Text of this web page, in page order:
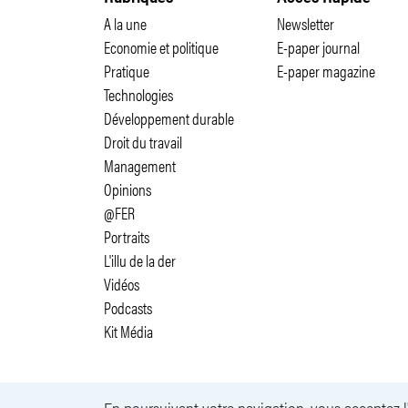
A la une
Economie et politique
Pratique
Technologies
Développement durable
Droit du travail
Management
Opinions
@FER
Portraits
L'illu de la der
Vidéos
Podcasts
Kit Média
Newsletter
E-paper journal
E-paper magazine